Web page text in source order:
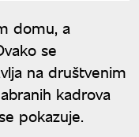
domu, a
se
na društvenim
kadrova
pokazuje.